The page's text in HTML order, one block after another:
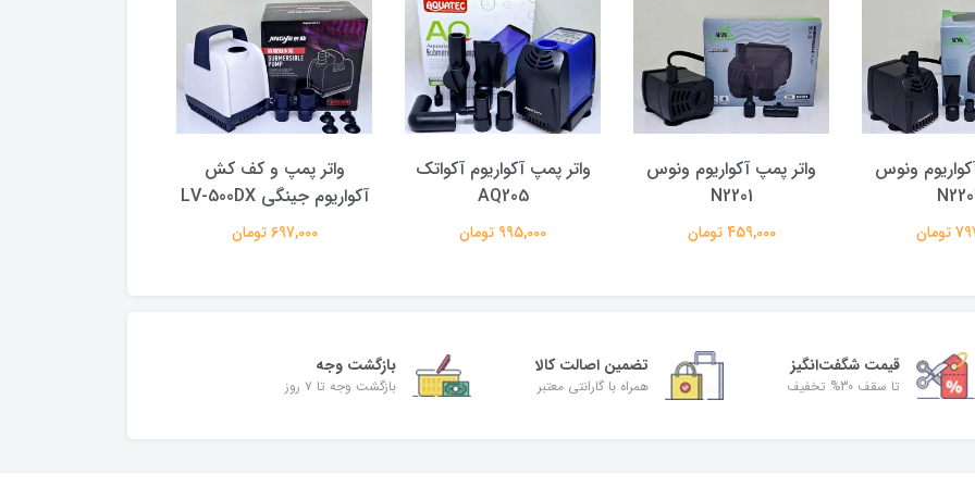
ونوس
واتر پمپ آکواریوم ونوس
N2201
459,000 تومان
واتر پمپ آکواریوم آکواتک
AQ205
995,000 تومان
واتر پمپ و کف کش
آکواریوم جینگی LV-500DX
697,000 تومان
قیمت شگفت‌انگیز
تا سقف 30% تخفیف
تضمین اصالت کالا
همراه با گارانتی معتبر
بازگشت وجه
بازگشت وجه تا ۷ روز